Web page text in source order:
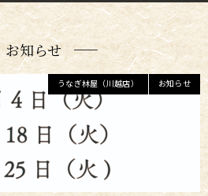
お知らせ
うなぎ林屋（川越店） お知らせ